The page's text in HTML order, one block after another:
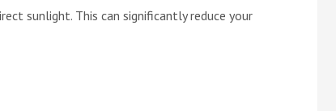
sunlight. This can significantly reduce your